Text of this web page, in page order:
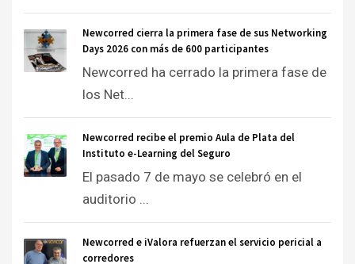
Newcorred cierra la primera fase de sus Networking
Days 2026 con más de 600 participantes
Newcorred ha cerrado la primera fase de
los Net...
Newcorred recibe el premio Aula de Plata del
Instituto e-Learning del Seguro
El pasado 7 de mayo se celebró en el
auditorio ...
Newcorred e iValora refuerzan el servicio pericial a
corredores